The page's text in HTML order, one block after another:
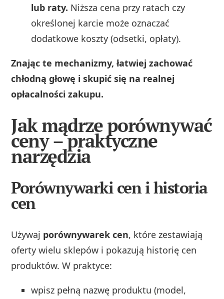
lub raty. Niższa cena przy ratach czy
określonej karcie może oznaczać
dodatkowe koszty (odsetki, opłaty).
Znając te mechanizmy, łatwiej zachować
chłodną głowę i skupić się na realnej
opłacalności zakupu.
Jak mądrze porównywać
ceny – praktyczne
narzędzia
Porównywarki cen i historia
cen
Używaj porównywarek cen, które zestawiają
oferty wielu sklepów i pokazują historię cen
produktów. W praktyce:
wpisz pełną nazwę produktu (model,